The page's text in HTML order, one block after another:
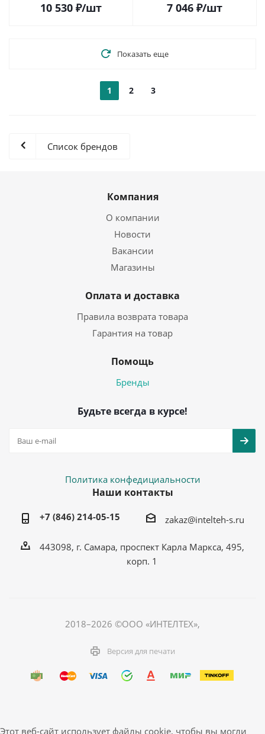
10 530 ₽/шт 7 046 ₽/шт
Показать еще
1 2 3
Список брендов
Компания
О компании
Новости
Вакансии
Магазины
Оплата и доставка
Правила возврата товара
Гарантия на товар
Помощь
Бренды
Будьте всегда в курсе!
Политика конфедициальности
Наши контакты
+7 (846) 214-05-15 zakaz@intelteh-s.ru
443098, г. Самара, проспект Карла Маркса, 495,
корп. 1
2018–2026 ©ООО «ИНТЕЛТЕХ»,
Версия для печати
Этот веб-сайт использует файлы cookie, чтобы вы могли